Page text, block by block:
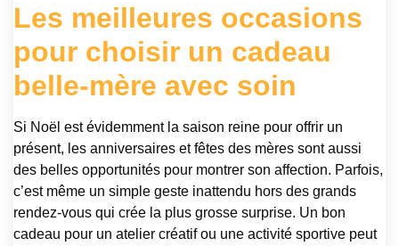
Les meilleures occasions
pour choisir un cadeau
belle-mère avec soin
Si Noël est évidemment la saison reine pour offrir un
présent, les anniversaires et fêtes des mères sont aussi
des belles opportunités pour montrer son affection. Parfois,
c’est même un simple geste inattendu hors des grands
rendez-vous qui crée la plus grosse surprise. Un bon
cadeau pour un atelier créatif ou une activité sportive peut